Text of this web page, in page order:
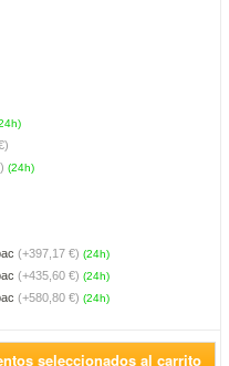
(24h)
(+397,17 €) (24h)
(+435,60 €) (24h)
(+580,80 €) (24h)
seleccionados al carrito